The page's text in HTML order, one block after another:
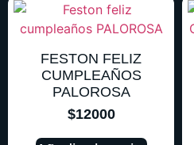
FESTON FELIZ
CUMPLEAÑOS
PALOROSA
$12000